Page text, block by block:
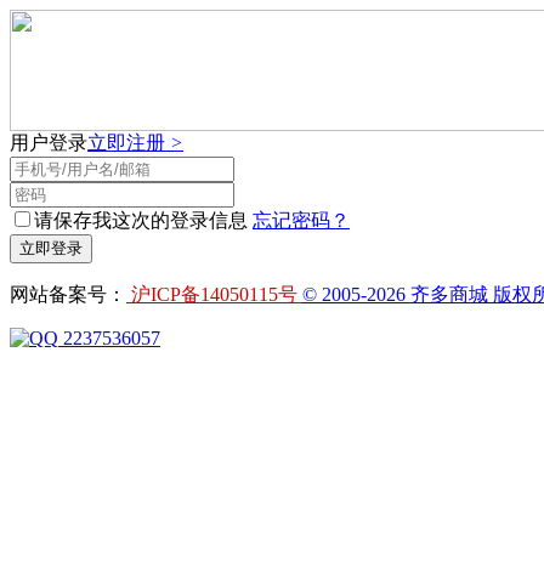
用户登录立即注册 >
请保存我这次的登录信息 忘记密码？
网站备案号： 沪ICP备14050115号 © 2005-2026 齐多商城 版权
2237536057